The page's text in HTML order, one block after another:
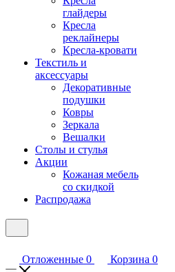
глайдеры
Кресла
реклайнеры
Кресла-кровати
Текстиль и
аксессуары
Декоративные
подушки
Ковры
Зеркала
Вешалки
Столы и стулья
Акции
Кожаная мебель
со скидкой
Распродажа
Отложенные 0 Корзина 0